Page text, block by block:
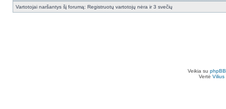
Vartotojai naršantys šį forumą: Registruotų vartotojų nėra ir 3 svečių
Veikia su phpBB
Vertė Vilius